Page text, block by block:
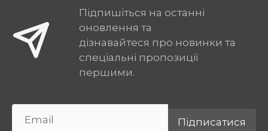
Підпишіться на останні
оновлення та
дізнавайтеся про новинки та
спеціальні пропозиції
першими.
Підписатися